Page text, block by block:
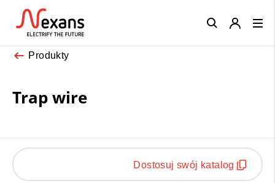
Produkty
Trap wire
Dostosuj swój katalog
Close